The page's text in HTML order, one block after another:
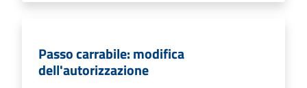
Passo carrabile: modifica
dell'autorizzazione